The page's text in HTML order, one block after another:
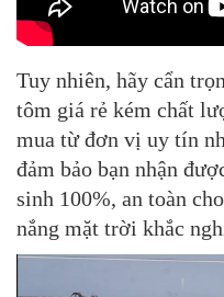
Tuy nhiên, hãy cẩn
tôm giá rẻ kém chất
mua từ đơn vị uy tín
đảm bảo bạn nhận
sinh 100%, an toàn
nắng mặt trời khắc